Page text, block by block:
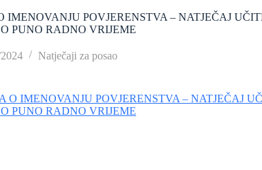
IMENOVANJU POVJERENSTVA – NATJEČAJ
PUNO RADNO VRIJEME
Natječaji za posao
O IMENOVANJU POVJERENSTVA – NATJEČAJ
PUNO RADNO VRIJEME